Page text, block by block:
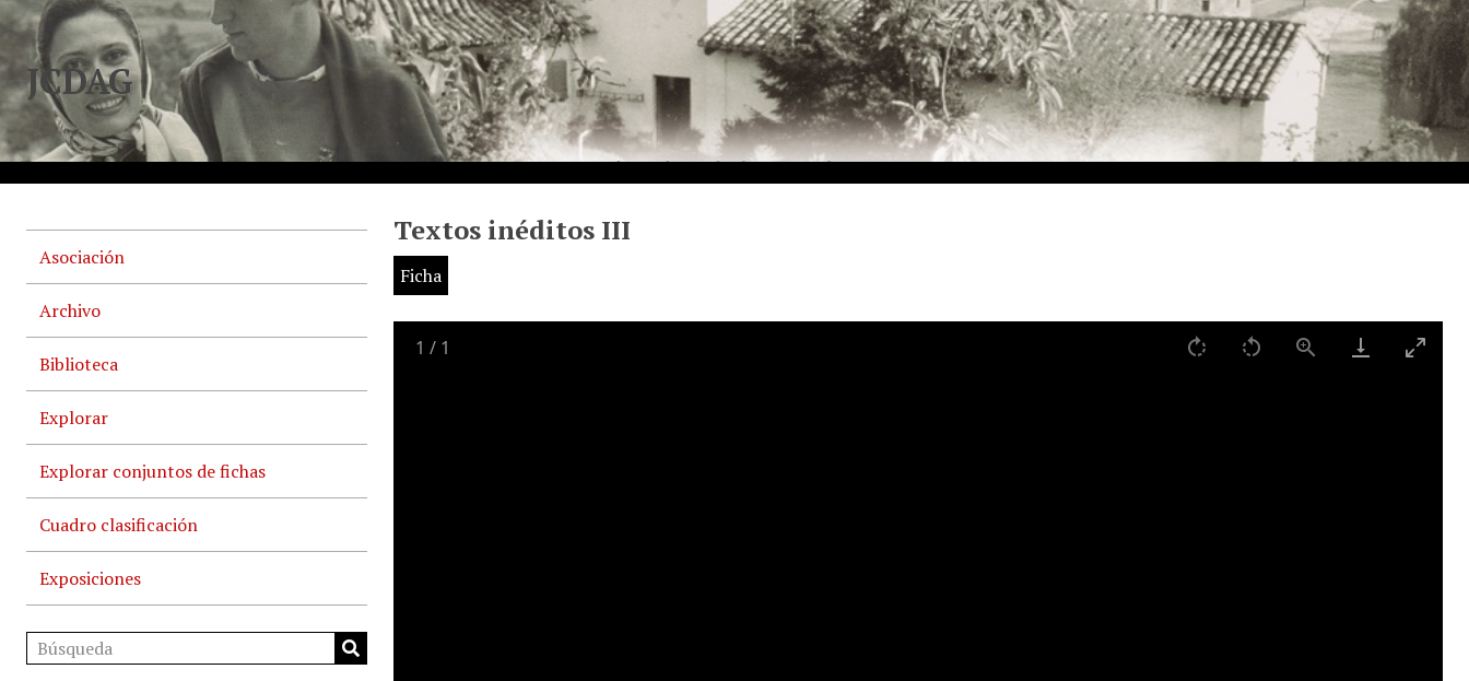
JCDAG
Asociación
Archivo
Biblioteca
Explorar
Explorar conjuntos de fichas
Cuadro clasificación
Exposiciones
Textos inéditos III
Ficha
1 / 1